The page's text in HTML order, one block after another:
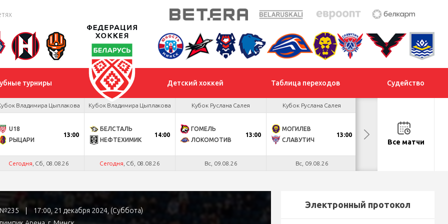
турниры Детский хоккей Таблица переходов Судейство
Владимира Цыплакова
U18
РЫЦАРИ
13:00
Сегодня , Сб, 08.08.26
Кубок Владимира Цыплакова
БЕЛСТАЛЬ
НЕФТЕХИМИК
14:00
Сегодня , Сб, 08.08.26
Кубок Руслана Салея
ГОМЕЛЬ
ЛОКОМОТИВ
13:00
Вс, 09.08.26
Кубок Руслана Салея
МОГИЛЕВ
СЛАВУТИЧ
13:00
Вс, 09.08.26
МЕТАЛЛУРГ
Все матчи
№235
17:00, 21 декабря 2024, (Суббота)
Электронный протокол